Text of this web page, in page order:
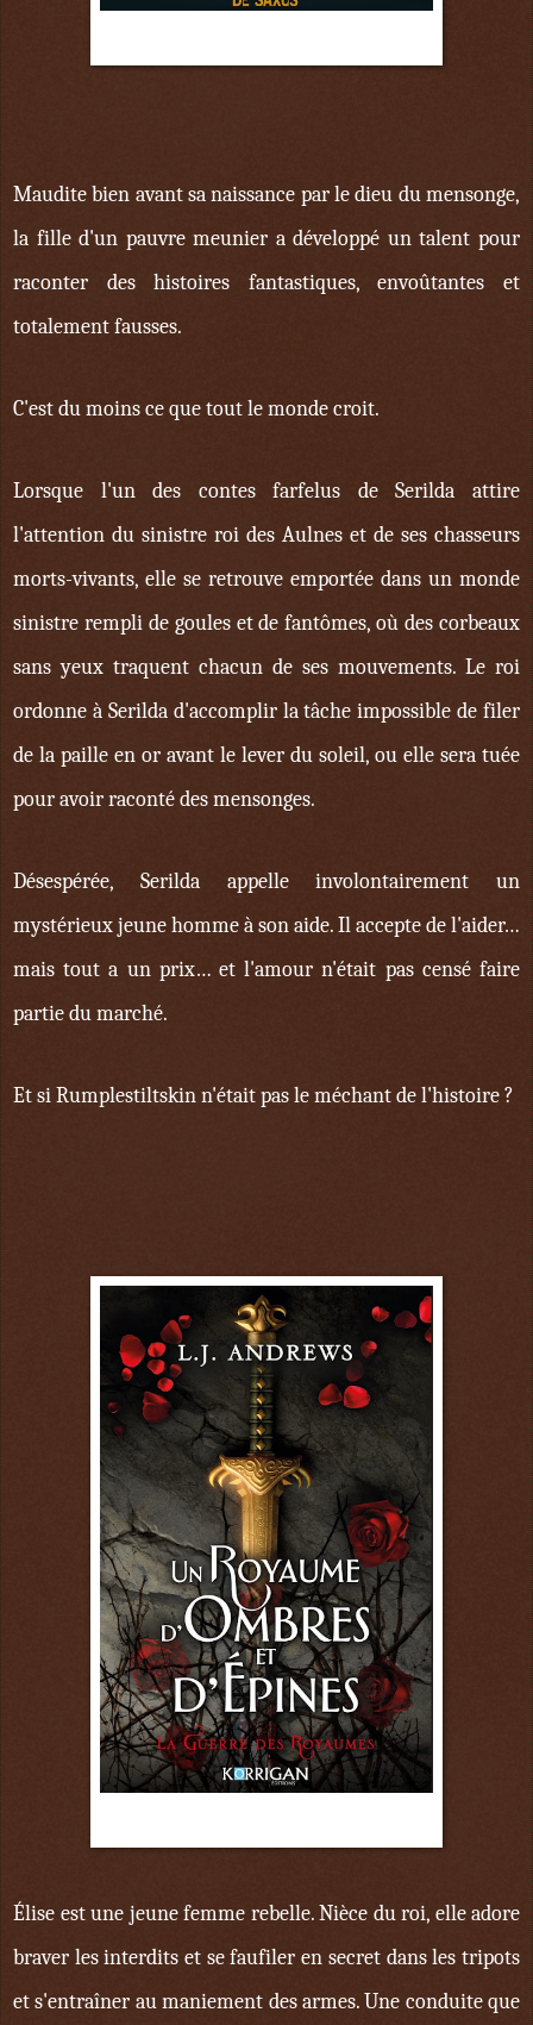
Maudite bien avant sa naissance par le dieu du mensonge,
la fille d'un pauvre meunier a développé un talent pour
raconter des histoires fantastiques, envoûtantes et
totalement fausses.
C'est du moins ce que tout le monde croit.
Lorsque l'un des contes farfelus de Serilda attire
l'attention du sinistre roi des Aulnes et de ses chasseurs
morts-vivants, elle se retrouve emportée dans un monde
sinistre rempli de goules et de fantômes, où des corbeaux
sans yeux traquent chacun de ses mouvements. Le roi
ordonne à Serilda d'accomplir la tâche impossible de filer
de la paille en or avant le lever du soleil, ou elle sera tuée
pour avoir raconté des mensonges.
Désespérée, Serilda appelle involontairement un
mystérieux jeune homme à son aide. Il accepte de l'aider…
mais tout a un prix… et l'amour n'était pas censé faire
partie du marché.
Et si Rumplestiltskin n'était pas le méchant de l'histoire ?
Élise est une jeune femme rebelle. Nièce du roi, elle adore
braver les interdits et se faufiler en secret dans les tripots
et s'entraîner au maniement des armes. Une conduite que